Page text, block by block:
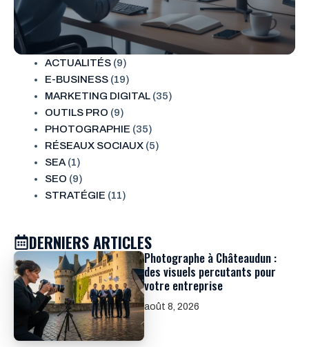
ACTUALITÉS (9)
E-BUSINESS (19)
MARKETING DIGITAL (35)
OUTILS PRO (9)
PHOTOGRAPHIE (35)
RÉSEAUX SOCIAUX (5)
SEA (1)
SEO (9)
STRATÉGIE (11)
DERNIERS ARTICLES
Photographe à Châteaudun :
des visuels percutants pour
votre entreprise
août 8, 2026